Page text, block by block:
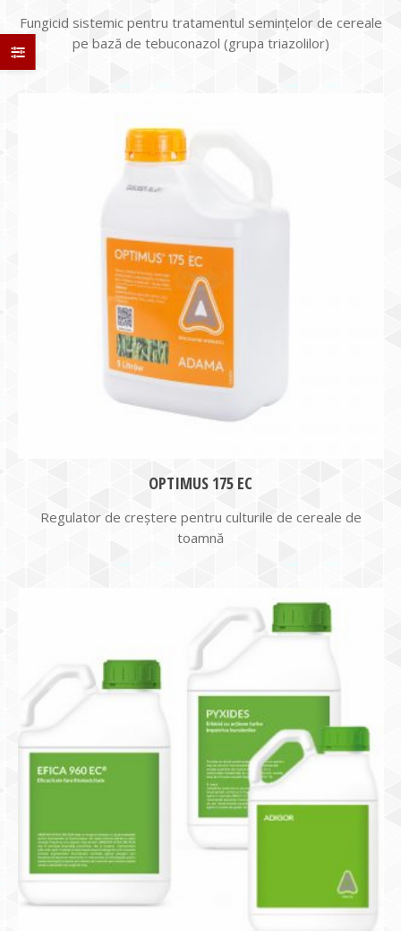
Fungicid sistemic pentru tratamentul seminţelor de cereale
pe bază de tebuconazol (grupa triazolilor)
OPTIMUS 175 EC
Regulator de creștere pentru culturile de cereale de
toamnă